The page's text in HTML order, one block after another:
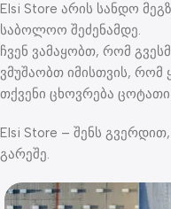
Elsi Store არის სანდო
საბოლოო შეძენამდე.
ჩვენ ვამაყობთ, რომ
ვმუშაობთ იმისთვის,
თქვენი ცხოვრება
Elsi Store – შენს
გარეშე.